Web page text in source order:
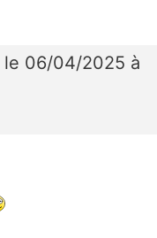
le 06/04/2025 à